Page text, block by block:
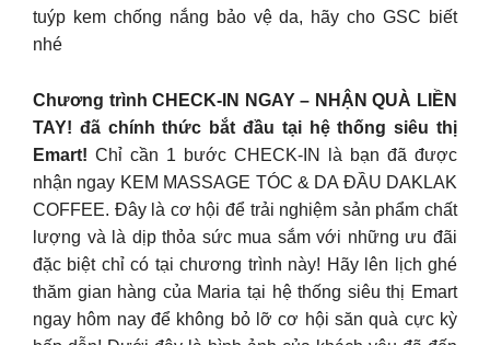
tuýp kem chống nắng bảo vệ da, hãy cho GSC biết
nhé
Chương trình CHECK-IN NGAY – NHẬN QUÀ LIỀN
TAY! đã chính thức bắt đầu tại hệ thống siêu thị
Emart! Chỉ cần 1 bước CHECK-IN là bạn đã được
nhận ngay KEM MASSAGE TÓC & DA ĐẦU DAKLAK
COFFEE. Đây là cơ hội để trải nghiệm sản phẩm chất
lượng và là dịp thỏa sức mua sắm với những ưu đãi
đặc biệt chỉ có tại chương trình này! Hãy lên lịch ghé
thăm gian hàng của Maria tại hệ thống siêu thị Emart
ngay hôm nay để không bỏ lỡ cơ hội săn quà cực kỳ